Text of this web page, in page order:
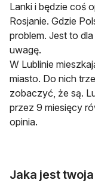
Lanki i będzie coś
Rosjanie. Gdzie
problem. Jest to
uwagę.
W Lublinie
miasto. Do nich
zobaczyć, że są.
przez 9 miesięcy
opinia.
Jaka jest